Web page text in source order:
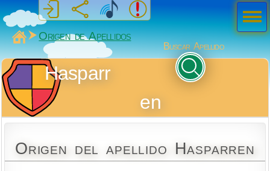
MiSabueso
Origen de Apellidos
Buscar Apellido
Hasparr
en
Origen del apellido Hasparren
Men
ú